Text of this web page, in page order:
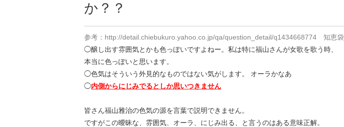
か？？
参考：http://detail.chiebukuro.yahoo.co.jp/qa/question_detail/q1434668774 知恵袋
◯醸し出す雰囲気とかも色っぽいですよねー。私は特に福山さんが女歌を歌う時、
本当に色っぽいと思います。
◯色気はそういう外見的なものではない気がします。 オーラかなあ
◯内側からにじみでるとしか思いつきません
皆さん福山雅治の色気の源を言葉で説明できません。
ですがこの曖昧な、雰囲気、オーラ、にじみ出る、と言うのはある意味正解。